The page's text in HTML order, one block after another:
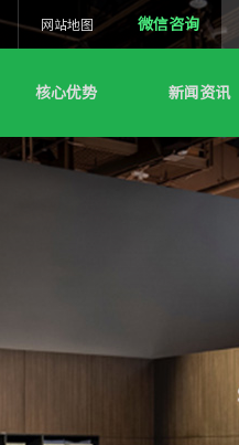
网站地图 微信咨询
核心优势 新闻资讯